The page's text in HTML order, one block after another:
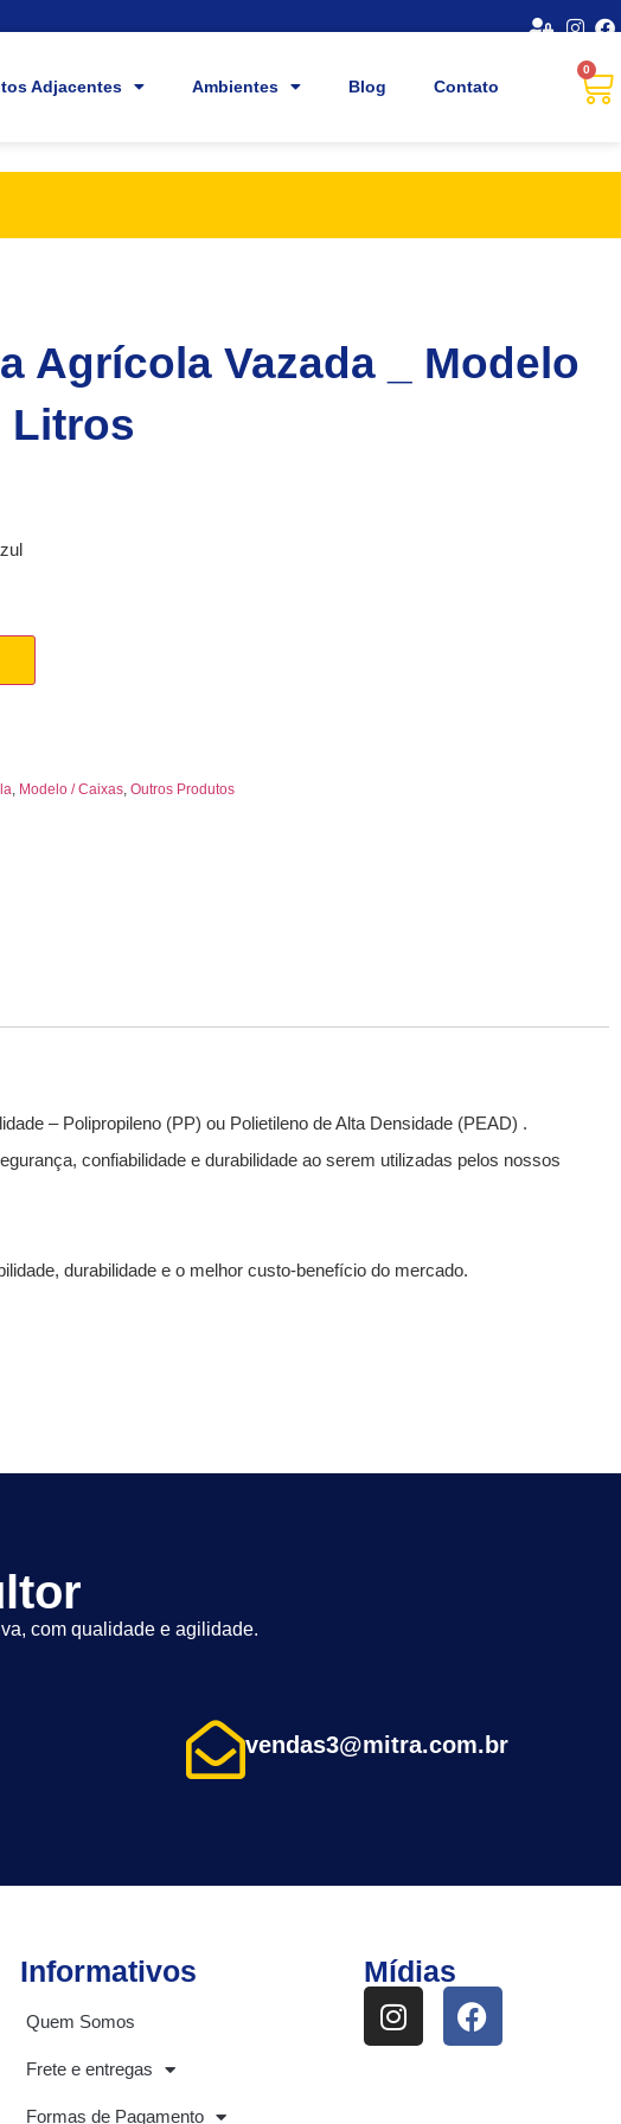
Adjacentes Ambientes Blog Contato
0
Agrícola Vazada _ Modelo
Litros
, Modelo / Caixas, Outros Produtos
– Polipropileno (PP) ou Polietileno de Alta Densidade (PEAD) .
confiabilidade e durabilidade ao serem utilizadas pelos nossos
durabilidade e o melhor custo-benefício do mercado.
com qualidade e agilidade.
vendas3@mitra.com.br
Informativos
Quem Somos
Frete e entregas
Formas de Pagamento
Mídias